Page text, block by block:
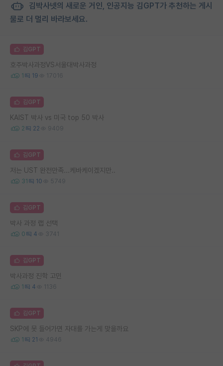
김박사넷의 새로운 거인, 인공지능 김GPT가 추천하는 게시
물로 더 멀리 바라보세요.
김GPT
호주박사과정VS서울대박사과정
1 19 17016
김GPT
KAIST 박사 vs 미국 top 50 박사
2 22 9409
김GPT
저는 UST 완전만족...케바케이겠지만..
31 10 5749
김GPT
박사 과정 랩 선택
0 4 3741
김GPT
박사과정 진학 고민
1 4 1136
김GPT
SKP에 못 들어가면 자대를 가는게 맞을까요
1 21 4946